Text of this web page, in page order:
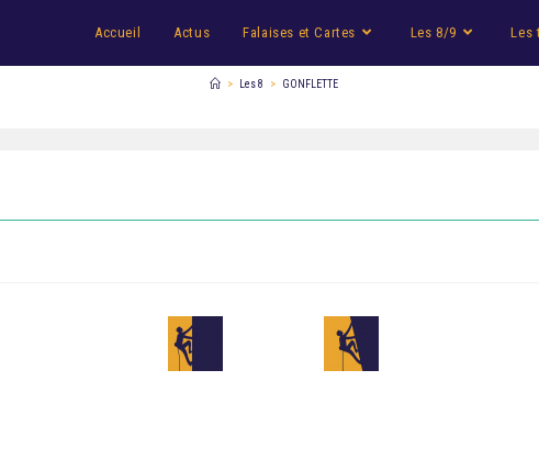
Accueil Actus Falaises et Cartes Les 8/9 Les
> Les 8 > GONFLETTE